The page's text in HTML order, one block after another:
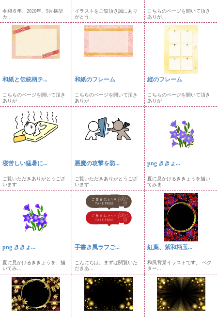
令和８年、2026年、9月横型
カ...
イラストをご覧頂き誠にあり
がとう...
こちらのページを開いて頂き
ありが...
和紙と伝統柄テ...
こちらのページを開いて頂き
ありが...
和紙のフレーム
こちらのページを開いて頂き
ありが...
縦のフレーム
こちらのページを開いて頂き
ありが...
寝苦しい猛暑に...
ご覧いただきありがとうござ
います...
悪魔の攻撃を防...
ご覧いただきありがとうござ
います...
png ききょ...
夏に見かけるききょうを描い
てみま...
png ききょ...
夏に見かけるききょうを、描
いてみ...
手書き風ラフご...
こんにちは。まずは閲覧いた
だきあ...
紅葉、紫和柄玉...
和風背景イラストです。 ベク
ター...